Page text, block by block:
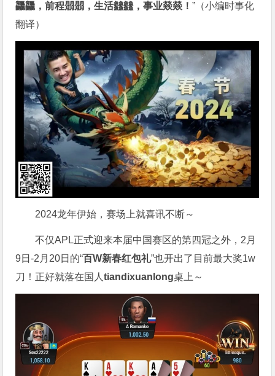
龘龘，前程朤朤，生活䲜䲜，事业燚燚！”（小编时事化
翻译）
2024龙年伊始，赛场上就喜讯不断～
不仅APL正式迎来本届中国赛区的第四冠之外，2月
9日-2月20日的“百W新春红包礼”也开出了目前最大奖1w
刀！正好就落在国人tiandixuanlong桌上～